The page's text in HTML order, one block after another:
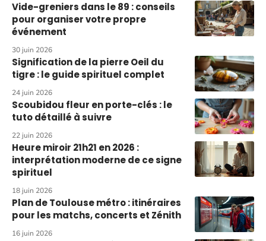
Vide-greniers dans le 89 : conseils
pour organiser votre propre
événement
30 juin 2026
Signification de la pierre Oeil du
tigre : le guide spirituel complet
24 juin 2026
Scoubidou fleur en porte-clés : le
tuto détaillé à suivre
22 juin 2026
Heure miroir 21h21 en 2026 :
interprétation moderne de ce signe
spirituel
18 juin 2026
Plan de Toulouse métro : itinéraires
pour les matchs, concerts et Zénith
16 juin 2026